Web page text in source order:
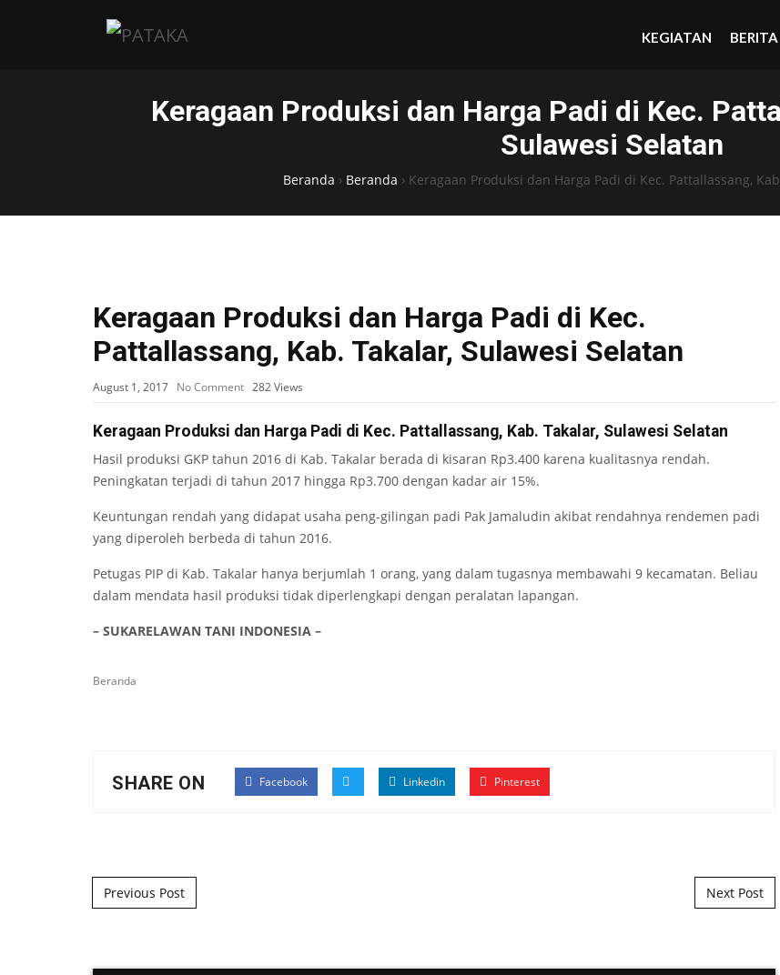
KEGIATAN BERITA
Keragaan Produksi dan Harga Padi di Kec.
Sulawesi Selatan
Beranda › Beranda › Keragaan Produksi dan Harga Padi di Kec. Pattallassang,
Keragaan Produksi dan Harga Padi di Kec.
Pattallassang, Kab. Takalar, Sulawesi Selatan
August 1, 2017 No Comment 282Views
Keragaan Produksi dan Harga Padi di Kec. Pattallassang, Kab. Takalar, Sulawesi Selatan
Hasil produksi GKP tahun 2016 di Kab. Takalar berada di kisaran Rp3.400 karena kualitasnya rendah.
Peningkatan terjadi di tahun 2017 hingga Rp3.700 dengan kadar air 15%.
Keuntungan rendah yang didapat usaha peng-gilingan padi Pak Jamaludin akibat rendahnya rendemen padi
yang diperoleh berbeda di tahun 2016.
Petugas PIP di Kab. Takalar hanya berjumlah 1 orang, yang dalam tugasnya membawahi 9 kecamatan. Beliau
dalam mendata hasil produksi tidak diperlengkapi dengan peralatan lapangan.
– SUKARELAWAN TANI INDONESIA –
Beranda
SHARE ON Facebook Linkedin Pinterest
Post navigation
Previous Post Next Post